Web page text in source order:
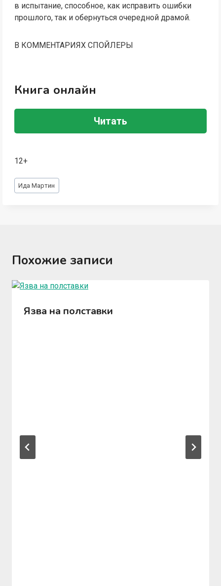
в испытание, способное, как исправить ошибки
прошлого, так и обернуться очередной драмой.
В КОММЕНТАРИЯХ СПОЙЛЕРЫ
Книга онлайн
Читать
12+
Метки
записи:
Ида Мартин
Похожие записи
Язва на полставки